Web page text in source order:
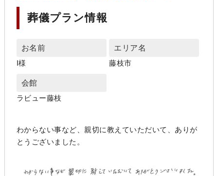
葬儀プラン情報
お名前
I様
エリア名
藤枝市
会館
ラビュー藤枝
わからない事など、親切に教えていただいて、ありが
とうございました。